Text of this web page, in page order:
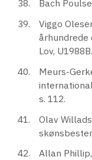
Bach
Viggo
århundrede
Lov,
Meurs-
s. 112.
Olav
Allan